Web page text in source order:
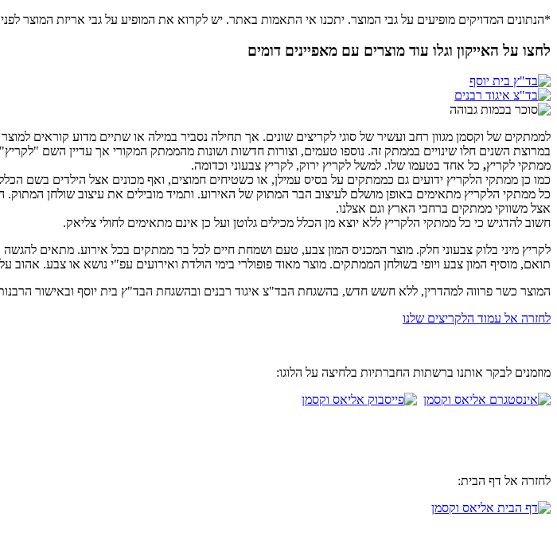
*הנתונים המדויקים מופיעים על גבי המוצר. יתכנו אי התאמות באתר. יש לקרוא את המופיע על גבי אריזת המוצר
לחצו על האייקון וגלו עוד מוצרים עם מאפיינים דומים
לממתקים של וקסמן מגוון רחב ועשיר של סוגי לקריצים שונים. אך תחילה נסביר במילה או שתיים מדוע קוראים
במרוצת השנים חלו שינויים בממתק זה. נוספו טעמים, וצורות חדשות ושונות מהממתק המקורי אך עדיין השם
ממתקי לקריץ, כל אחד בטעמו שלו. למשל לקריץ ירוק, לקריץ צבעוני וכדומה.
כמו כן ממתקי הלקריץ ידועים גם כממתקים על בסיס עמילן, או כשטיחים חמוצים, ואף מכונים אצל הילדים בשם
כל ממתקי הלקריץ מתאימים באופן מושלם לעיצוב הבר המתוק של האירוע. ותמיד מובילים את עיצוב שולחן
אצל משווקי ממתקים ברחבי הארץ וגם אצלנו.
חשוב להדגיש כי כל ממתקי הלקריץ ללא יוצא מן הכלל מכילים גלוטן ועל כן אינם מתאימים לחולי צליאק.
לקריץ מיני בלוק צבעוני חלק. מוצר המכניס המון צבע, טעם ושמחת חיים לכל בר ממתקים בכל אירוע. מתאים להגשה
תואם, מוסיף המון צבע ויופי בשולחן הממתקים. מוצר מאוד פופולרי בימי הולדת ואירועים עפ"י נושא או צבע. אהוב על
המוצר כשר פרווה למהדרין, ללא חשש חדש, בהשגחת הבד"צ איגוד רבנים ובהשגחת הבד"ץ בית יוסף ובאישור
לחזרה אל עמוד הלקריצים שלנו
מוזמנים לבקר אותנו ברשתות החברתיות בלחיצה על הלוגו:
לחזרה אל דף הבית: